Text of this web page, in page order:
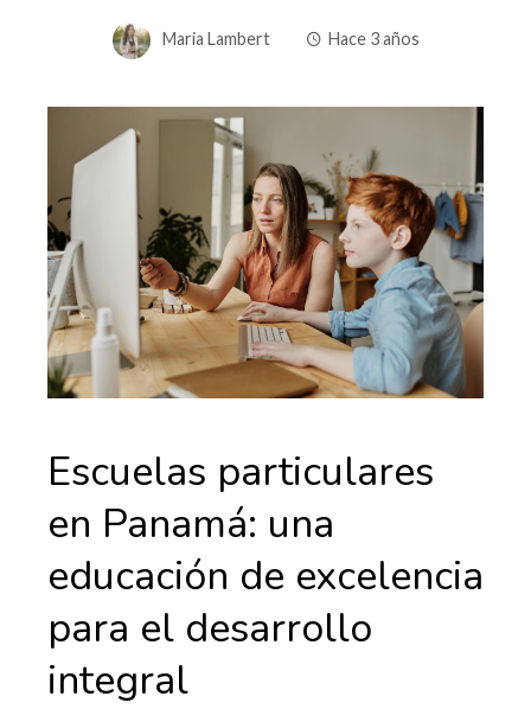
Maria Lambert Hace 3 años
Escuelas particulares
en Panamá: una
educación de excelencia
para el desarrollo
integral